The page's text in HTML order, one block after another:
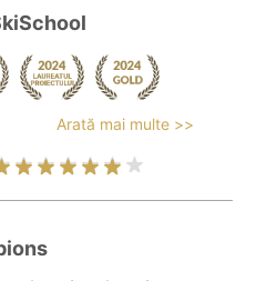
Arată mai multe >>